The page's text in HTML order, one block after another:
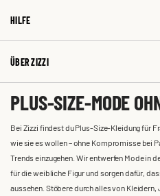
HILFE
ÜBER ZIZZI
PLUS-SIZE-MODE
Bei Zizzi findest du Plus-Size-Kleidung für
wie sie es wollen – ohne Kompromisse bei
Trends einzugehen. Wir entwerfen Mode in
für die weibliche Figur und sorgen dafür,
aussehen. Stöbere durch alles von